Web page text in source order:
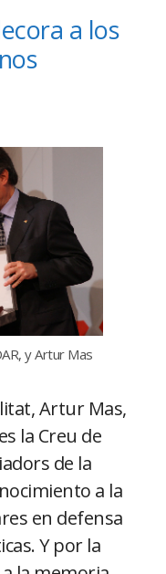
a los
y Artur Mas
Artur Mas,
la Creu de
de la
a la
en defensa
Y por la